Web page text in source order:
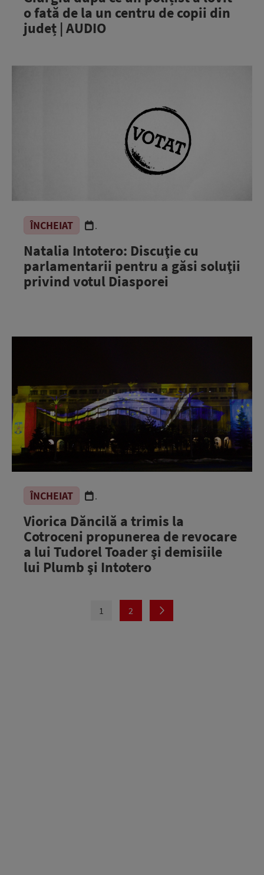
o fată de la un centru de copii din
județ | AUDIO
ÎNCHEIAT .
Natalia Intotero: Discuţie cu
parlamentarii pentru a găsi soluţii
privind votul Diasporei
ÎNCHEIAT .
Viorica Dăncilă a trimis la
Cotroceni propunerea de revocare
a lui Tudorel Toader şi demisiile
lui Plumb şi Intotero
1 2